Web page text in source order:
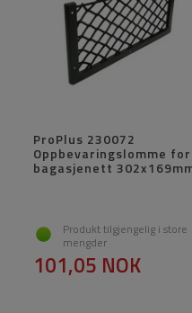
ProPlus 230072
Oppbevaringslomme for
bagasjenett
Produkt tilgjengelig i store
mengder
101,05 NOK